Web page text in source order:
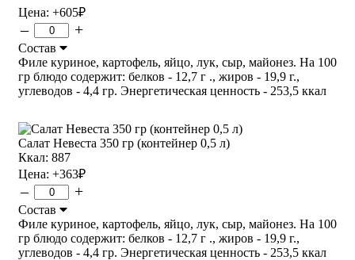
Цена: +605₽
– +
Состав
Филе куриное, картофель, яйцо, лук, сыр, майонез. На 100
гр блюдо содержит: белков - 12,7 г ., жиров - 19,9 г.,
углеводов - 4,4 гр. Энергетическая ценность - 253,5 ккал
Салат Невеста 350 гр (контейнер 0,5 л)
Ккал: 887
Цена: +363₽
– +
Состав
Филе куриное, картофель, яйцо, лук, сыр, майонез. На 100
гр блюдо содержит: белков - 12,7 г ., жиров - 19,9 г.,
углеводов - 4,4 гр. Энергетическая ценность - 253,5 ккал